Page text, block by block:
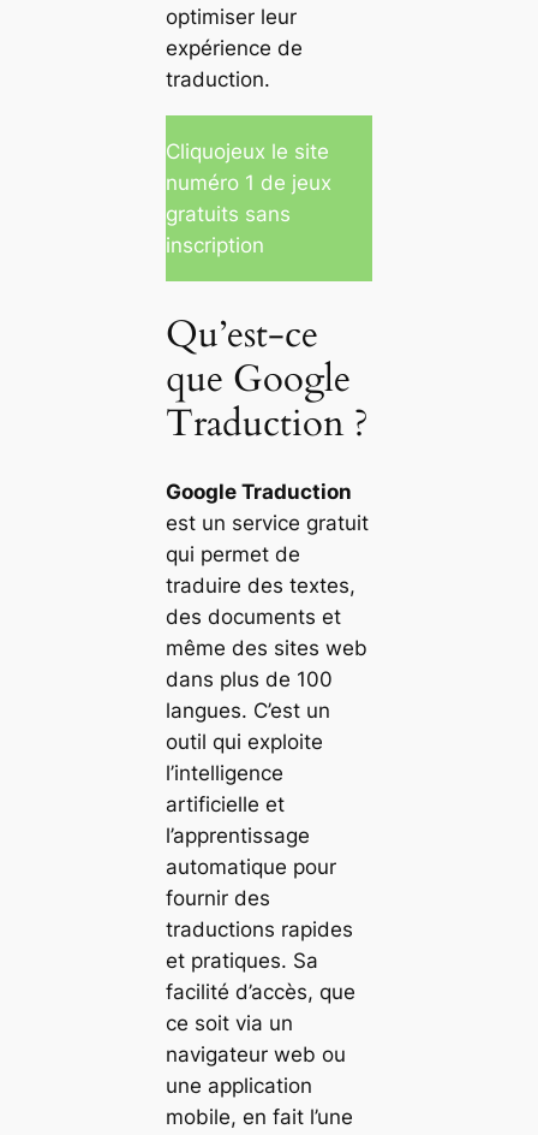
optimiser leur
expérience de
traduction.
Cliquojeux le site
numéro 1 de jeux
gratuits sans
inscription
Qu’est-ce
que Google
Traduction ?
Google Traduction
est un service gratuit
qui permet de
traduire des textes,
des documents et
même des sites web
dans plus de 100
langues. C’est un
outil qui exploite
l’intelligence
artificielle et
l’apprentissage
automatique pour
fournir des
traductions rapides
et pratiques. Sa
facilité d’accès, que
ce soit via un
navigateur web ou
une application
mobile, en fait l’une